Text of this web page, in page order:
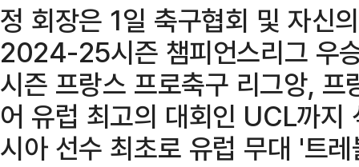
정 회장은 1일 축구협회 및 자신
2024-25시즌 챔피언스리그 우
시즌 프랑스 프로축구 리그앙,
어 유럽 최고의 대회인 UCL까지
시아 선수 최초로 유럽 무대 '트